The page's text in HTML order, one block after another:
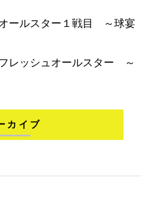
ールスター１戦目 ～球宴
レッシュオールスター ～
カイブ